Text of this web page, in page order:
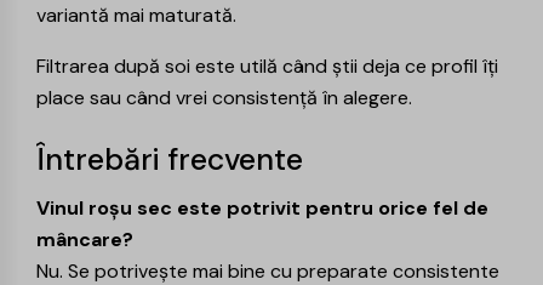
variantă mai maturată.
Filtrarea după soi este utilă când știi deja ce profil îți
place sau când vrei consistență în alegere.
Întrebări frecvente
Vinul roșu sec este potrivit pentru orice fel de
mâncare?
Nu. Se potrivește mai bine cu preparate consistente